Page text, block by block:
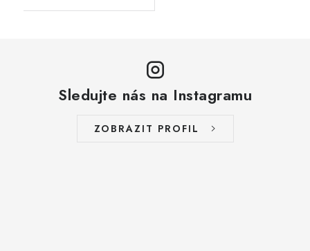
Sledujte nás na Instagramu
ZOBRAZIT PROFIL